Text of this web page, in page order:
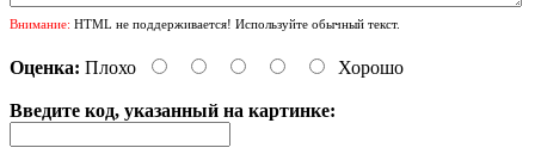
Внимание: HTML не поддерживается! Используйте обычный текст.
Оценка: Плохо Хорошо
Введите код, указанный на картинке: